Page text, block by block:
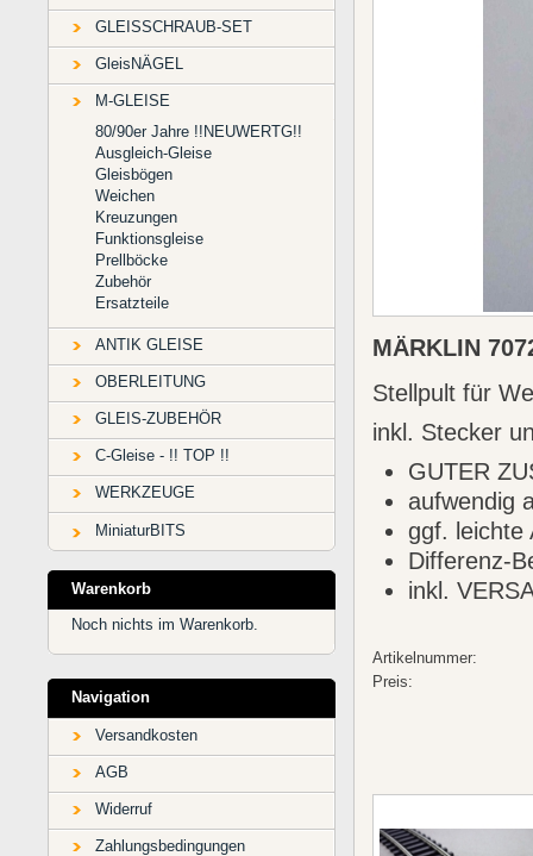
GLEISSCHRAUB-SET
GleisNÄGEL
M-GLEISE
80/90er Jahre !!NEUWERTG!!
Ausgleich-Gleise
Gleisbögen
Weichen
Kreuzungen
Funktionsgleise
Prellböcke
Zubehör
Ersatzteile
ANTIK GLEISE
OBERLEITUNG
GLEIS-ZUBEHÖR
C-Gleise - !! TOP !!
WERKZEUGE
MiniaturBITS
Warenkorb
Noch nichts im Warenkorb.
Navigation
Versandkosten
AGB
Widerruf
Zahlungsbedingungen
MÄRKLIN
Stellpult für
inkl. Stecker
GUTER
aufwendig
ggf. leichte
Differenz-
inkl.
Artikelnummer:
Preis: